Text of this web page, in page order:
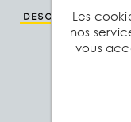
Description
Les
nos
vous